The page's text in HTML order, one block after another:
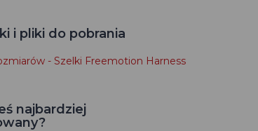
i pliki do pobrania
- Szelki Freemotion Harness
najbardziej